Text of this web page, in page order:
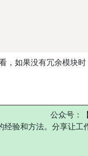
如果没有冗余模块
公众号：
验和方法。分享让工